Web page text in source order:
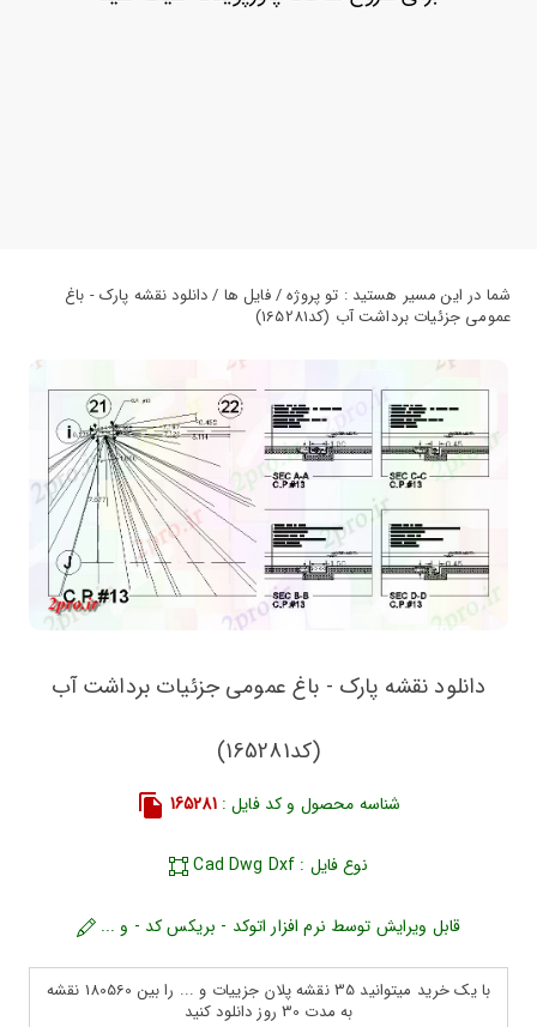
شما در این مسیر هستید : تو پروژه / فایل ها / دانلود نقشه پارک - باغ
عمومی جزئیات برداشت آب (کد165281)
دانلود نقشه پارک - باغ عمومی جزئیات برداشت آب
(کد165281)
شناسه محصول و کد فایل :165281
نوع فایل : Cad Dwg Dxf
قابل ویرایش توسط نرم افزار اتوکد - بریکس کد - و ...
با یک خرید میتوانید 35 نقشه پلان جزییات و ... را بین 180560 نقشه
به مدت 30 روز دانلود کنید